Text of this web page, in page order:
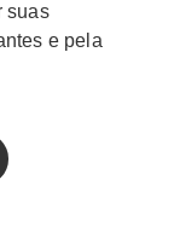
suas
e pela